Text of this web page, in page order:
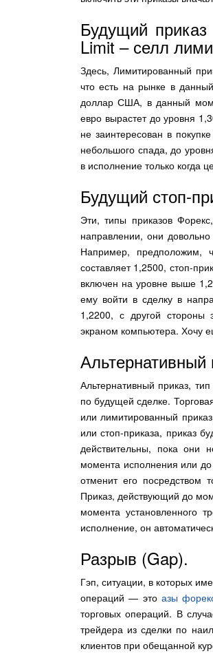
Будущий
Limit – селл
Здесь, Лимитированный
что есть на рынке в
доллар США, в данный
евро вырастет до уровня
не заинтересован в
небольшого спада, до
в исполнение только когда
Будущий стоп-
Эти, типы приказов
направлении, они
Например,
составляет 1,2500, стоп-
включен на уровне выше
ему войти в сделку в
1,2200, с другой стороны
экраном компьютера. Хочу
Альтернативный
Альтернативный приказ,
по будущей сделке.
или лимитированный
или стоп-приказа, приказ
действительны, пока они
момента исполнения или до
отменит его посредством
Приказ, действующий до
момента установленного
исполнение, он
Разрыв (Gap).
Гэп, ситуации, в которых
операций — этоазы
торговых операций. В
трейдера из сделки по
клиентов при обещанной